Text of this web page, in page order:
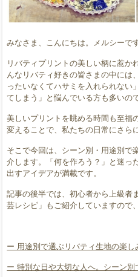
みなさま、こんにちは。メルシーです
リバティプリントの美しい柄に惹か
んなリバティ好きの皆さまの中には
ったいなくてハサミを入れられない
てしまう」と悩んでいる方も多いの
美しいプリントを眺める時間も至福
変えることで、私たちの日常にさら
そこで今回は、シーン別・用途別で
介します。「何を作ろう？」と迷っ
出すアイデアが満載です。
記事の後半では、初心者から上級者
芸レシピ」もご紹介していますので
ー 用途別で選ぶリバティ生地の楽し
ー 特別な日や大切な人へ。シーン別